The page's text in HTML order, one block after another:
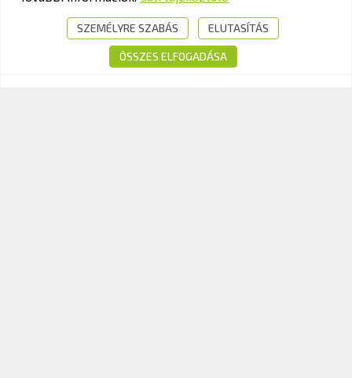
+36-1-510-0101
info@kavk.hu
SZEMÉLYRE SZABÁS ELUTASÍTÁS
ÖSSZES ELFOGADÁSA